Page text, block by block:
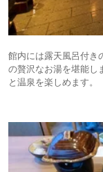
館内には露天風呂付き
の贅沢なお湯を堪能し
と温泉を楽しめます。